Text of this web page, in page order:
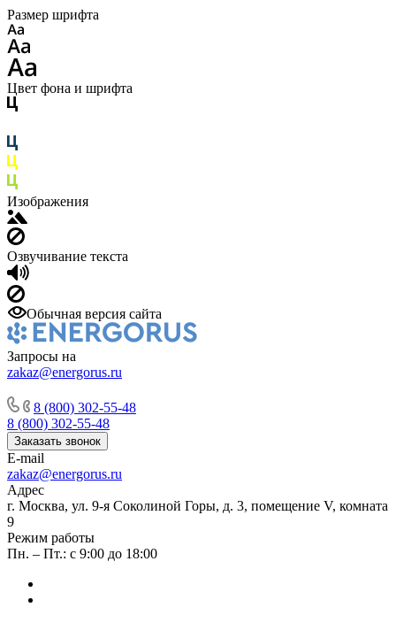
Размер шрифта
Цвет фона и шрифта
Изображения
Озвучивание текста
Обычная версия сайта
Запросы на
zakaz@energorus.ru
8 (800) 302-55-48
8 (800) 302-55-48
Заказать звонок
E-mail
zakaz@energorus.ru
Адрес
г. Москва, ул. 9-я Соколиной Горы, д. 3, помещение V, комната
9
Режим работы
Пн. – Пт.: с 9:00 до 18:00